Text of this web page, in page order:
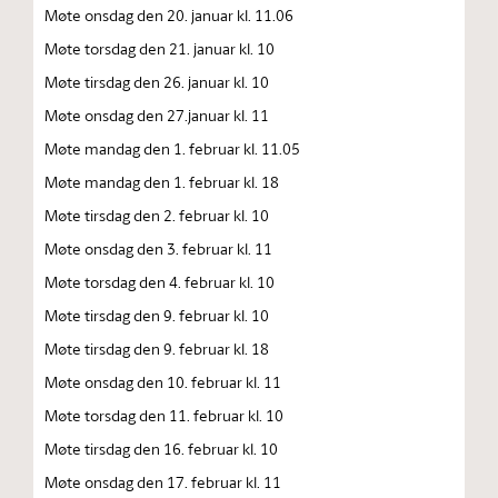
Møte onsdag den 20. januar kl. 11.06
Møte torsdag den 21. januar kl. 10
Møte tirsdag den 26. januar kl. 10
Møte onsdag den 27.januar kl. 11
Møte mandag den 1. februar kl. 11.05
Møte mandag den 1. februar kl. 18
Møte tirsdag den 2. februar kl. 10
Møte onsdag den 3. februar kl. 11
Møte torsdag den 4. februar kl. 10
Møte tirsdag den 9. februar kl. 10
Møte tirsdag den 9. februar kl. 18
Møte onsdag den 10. februar kl. 11
Møte torsdag den 11. februar kl. 10
Møte tirsdag den 16. februar kl. 10
Møte onsdag den 17. februar kl. 11